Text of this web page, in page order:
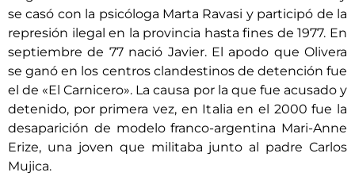
se casó con la psicóloga Marta Ravasi y participó de la
represión ilegal en la provincia hasta fines de 1977. En
septiembre de 77 nació Javier. El apodo que Olivera
se ganó en los centros clandestinos de detención fue
el de «El Carnicero». La causa por la que fue acusado y
detenido, por primera vez, en Italia en el 2000 fue la
desaparición de modelo franco-argentina Mari-Anne
Erize, una joven que militaba junto al padre Carlos
Mujica.